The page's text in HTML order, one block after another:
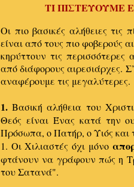
ΤΙ ΠΙΣΤΕΥΟΥΜΕ
Οι πιο βασικές αλήθειες τις
είναι από τους πιο φοβερούς
κηρύττουν τις
από διάφορους αιρεσιάρχες.
αναφέρουμε τις μεγαλύτερες.
1. Βασική αλήθεια του
Θεός είναι Ένας κατά την
Πρόσωπα, ο Πατήρ, ο Υιός και
1. Οι Χιλιαστές όχι μόνο
φτάνουν να γράφουν πώς η
του Σατανά".